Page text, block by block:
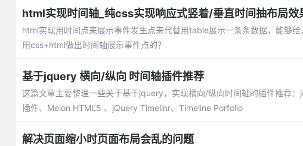
html实现时间轴_纯css实现响应式竖着/垂直时间抽布局效
html实现用时间点来展示事件发生点来代替用table展示一条条数据，能够
用css+html做出时间轴展示事件点的？
基于jquery 横向/纵向 时间轴插件推荐
这篇文章主要整理一些关于基于jquery，实现横向/纵向时间轴的插件推荐
插件、Melon HTML5 、jQuery Timelinr、Timeline Porfolio
解决页面缩小时页面布局会乱的问题